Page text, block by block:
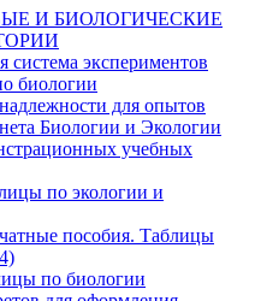
И БИОЛОГИЧЕСКИЕ
система экспериментов
биологии
для опытов
Биологии и Экологии
учебных
по экологии и
пособия. Таблицы
по биологии